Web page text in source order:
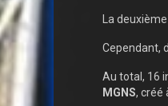
La
Cependant,
Au total, 16
MGNS, créé